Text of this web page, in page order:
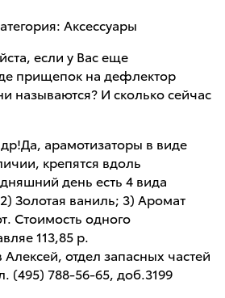
Аксессуары
если у Вас еще
прищепок на дефлектор
называются? И сколько сейчас
арамотизаторы в виде
крепятся вдоль
день есть 4 вида
Золотая ваниль; 3) Аромат
Стоимость одного
113,85 р.
отдел запасных частей
(495) 788-56-65, доб.3199